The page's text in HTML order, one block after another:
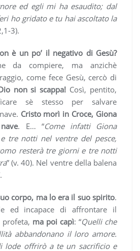
ed egli mi ha esaudito; dal
ho gridato e tu hai ascoltato la
3).
è un po’ il negativo di Gesù?
da compiere, ma anzichè
come fece Gesù, cercò di
non si scappa! Così, pentito,
sè stesso per salvare
Cristo morì in Croce, Giona
. E… “Come infatti Giona
tre notti nel ventre del pesce,
resterà tre giorni e tre notti
” (v. 40). Nel ventre della balena
corpo, ma lo era il suo spirito.
ed incapace di affrontare il
ma poi capì: “Quelli che
abbandonano il loro amore.
lode offrirò a te un sacrificio e